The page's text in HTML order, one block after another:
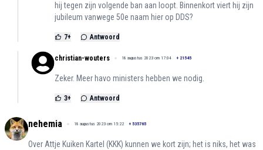
hij tegen zijn volgende ban aan loopt. Binnenkort viert hij zijn
jubileum vanwege 50e naam hier op DDS?
7+ Antwoord
christian-wouters 18 augustus 2023 om 17:04 + 21545
Zeker. Meer havo ministers hebben we nodig.
3+ Antwoord
nehemia 18 augustus 2023 om 15:22 + 535765
Over Attje Kuiken Kartel (KKK) kunnen we kort zijn; het is niks, het was